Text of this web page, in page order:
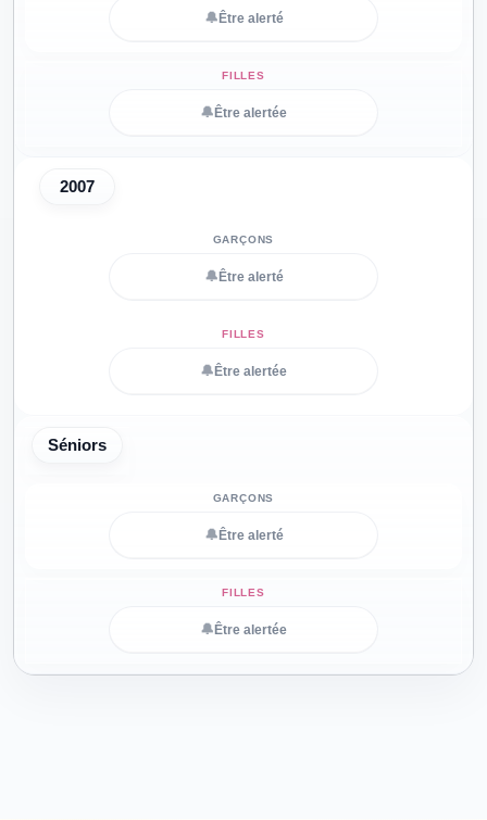
🔔 Être alerté
🔔 Être alertée
2007
🔔 Être alerté
🔔 Être alertée
Séniors
🔔 Être alerté
🔔 Être alertée